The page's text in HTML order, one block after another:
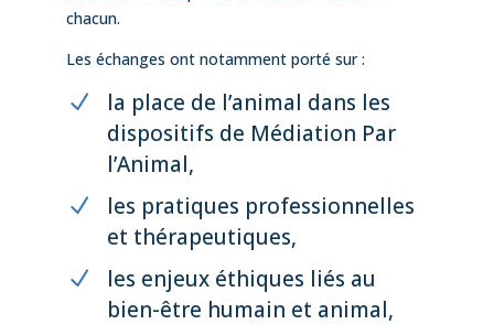
chacun.
Les échanges ont notamment porté sur :
la place de l’animal dans les
dispositifs de Médiation Par
l’Animal,
les pratiques professionnelles
et thérapeutiques,
les enjeux éthiques liés au
bien-être humain et animal,